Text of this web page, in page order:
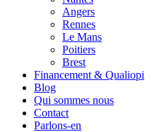
Angers
Rennes
Le Mans
Poitiers
Brest
Financement & Qualiopi
Blog
Qui sommes nous
Contact
Parlons-en